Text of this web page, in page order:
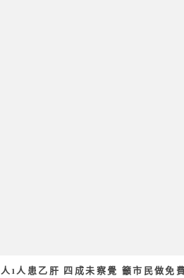
1人患乙肝 四成未察覺 籲市民做免